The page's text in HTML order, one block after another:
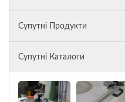
Супутні Продукти
Супутні Каталоги